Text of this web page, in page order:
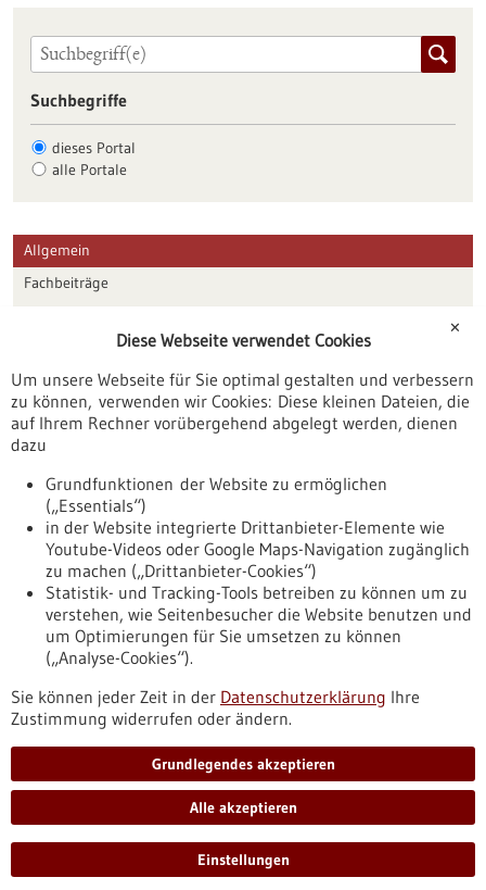
Suchbegriffe
dieses Portal
alle Portale
Allgemein
Fachbeiträge
Veranstaltungen
Erscheinungsdatum
Nach oben
Informiert bleiben
Newsletter abonnieren
✕
Diese Webseite verwendet Cookies
Um unsere Webseite für Sie optimal gestalten und verbessern
zu können, verwenden wir Cookies: Diese kleinen Dateien, die
auf Ihrem Rechner vorübergehend abgelegt werden, dienen
dazu
Grundfunktionen der Website zu ermöglichen
(„Essentials“)
in der Website integrierte Drittanbieter-Elemente wie
Youtube-Videos oder Google Maps-Navigation zugänglich
zu machen („Drittanbieter-Cookies“)
Statistik- und Tracking-Tools betreiben zu können um zu
verstehen, wie Seitenbesucher die Website benutzen und
um Optimierungen für Sie umsetzen zu können
(„Analyse-Cookies“).
Sie können jeder Zeit in der Datenschutzerklärung Ihre
Zustimmung widerrufen oder ändern.
Grundlegendes akzeptieren
Alle akzeptieren
Einstellungen